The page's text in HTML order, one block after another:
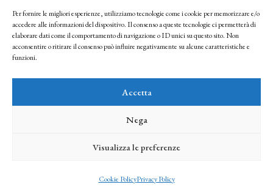
Per fornire le migliori esperienze, utilizziamo tecnologie come i cookie per memorizzare e/o
accedere alle informazioni del dispositivo. Il consenso a queste tecnologie ci permetterà di
elaborare dati come il comportamento di navigazione o ID unici su questo sito. Non
acconsentire o ritirare il consenso può influire negativamente su alcune caratteristiche e
funzioni.
Accetta
Nega
Visualizza le preferenze
Cookie PolicyPrivacy Policy
Facendo clic per iscriverti, riconosci che le tue informazioni saranno trattate
seguendo la nostra Privacy Policy
© 2025 Istituto Matteucci. All right reserved
l’autorizzazione scritta dei proprietari dei diritti e dell’Istituto Matteucci
credits